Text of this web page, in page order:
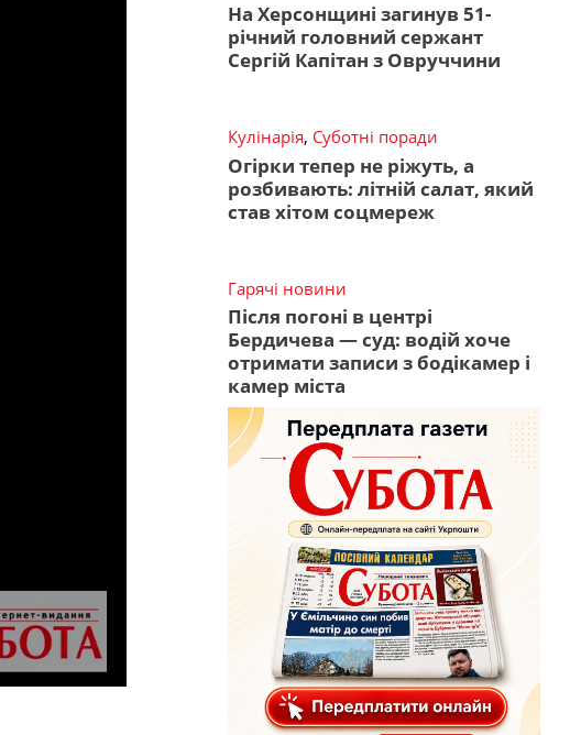
На Херсонщині загинув 51-
річний головний сержант
Сергій Капітан з Овруччини
Кулінарія, Суботні поради
Огірки тепер не ріжуть, а
розбивають: літній салат, який
став хітом соцмереж
Гарячі новини
Після погоні в центрі
Бердичева — суд: водій хоче
отримати записи з бодікамер і
камер міста